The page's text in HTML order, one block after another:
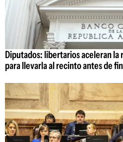
Diputados: libertarios aceleran la
para llevarla al recinto antes de